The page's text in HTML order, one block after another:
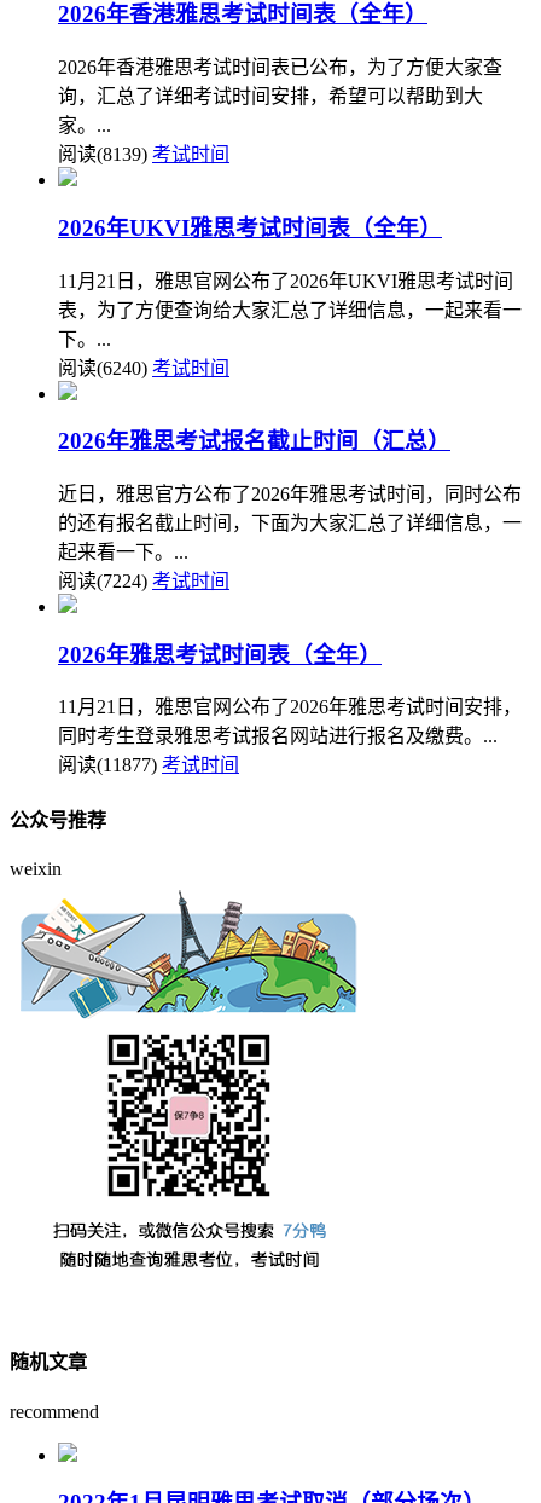
2026年香港雅思考试时间表（全年）
2026年香港雅思考试时间表已公布，为了方便大家查
询，汇总了详细考试时间安排，希望可以帮助到大
家。...
阅读(8139) 考试时间
2026年UKVI雅思考试时间表（全年）
11月21日，雅思官网公布了2026年UKVI雅思考试时间
表，为了方便查询给大家汇总了详细信息，一起来看一
下。...
阅读(6240) 考试时间
2026年雅思考试报名截止时间（汇总）
近日，雅思官方公布了2026年雅思考试时间，同时公布
的还有报名截止时间，下面为大家汇总了详细信息，一
起来看一下。...
阅读(7224) 考试时间
2026年雅思考试时间表（全年）
11月21日，雅思官网公布了2026年雅思考试时间安排，
同时考生登录雅思考试报名网站进行报名及缴费。...
阅读(11877) 考试时间
公众号推荐
weixin
随机文章
recommend